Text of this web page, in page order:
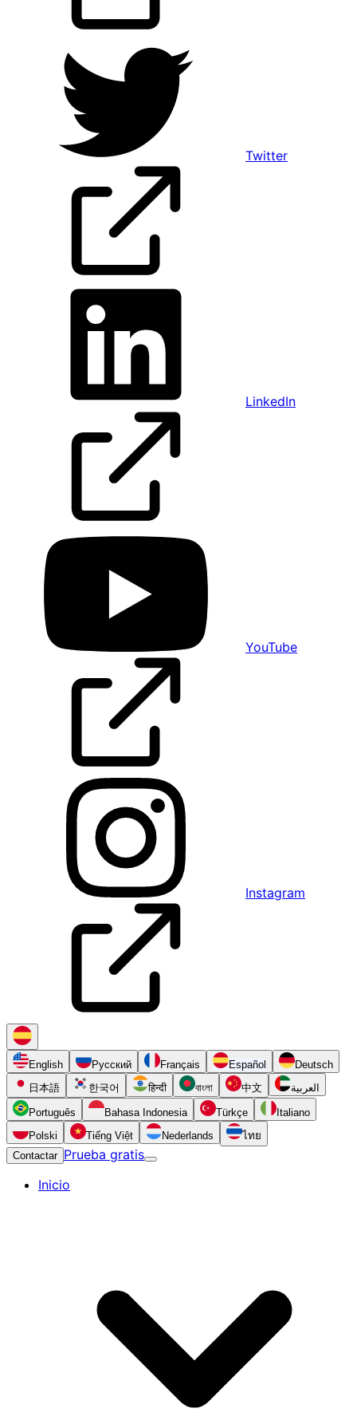
Twitter
LinkedIn
YouTube
Instagram
English Русский Français Español
Deutsch
日本語
한국어 हिन्दी বাংলা 中文 العربية
Português Bahasa Indonesia Türkçe
Italiano
Polski
Tiếng Việt Nederlands
ไทย
Contactar Prueba gratis
Inicio